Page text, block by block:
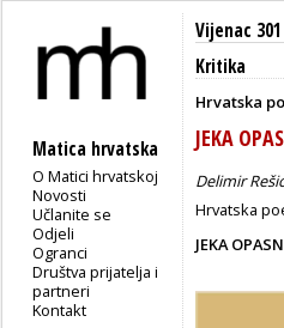
Matica hrvatska
O Matici hrvatskoj
Novosti
Učlanite se
Odjeli
Ogranci
Društva prijatelja i
partneri
Kontakt
Vijenac 301
Kritika
Hrvatska
JEKA
Delimir
Hrvatska
JEKA